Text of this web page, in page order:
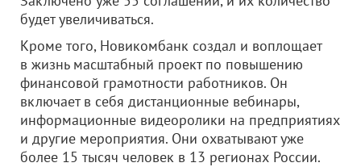
будет увеличиваться.
Кроме того, Новикомбанк создал и воплощает
в жизнь масштабный проект по повышению
финансовой грамотности работников. Он
включает в себя дистанционные вебинары,
информационные видеоролики на предприятиях
и другие мероприятия. Они охватывают уже
более 15 тысяч человек в 13 регионах России.